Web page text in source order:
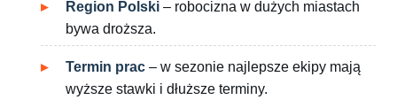
Region Polski – robocizna w dużych miastach
bywa droższa.
Termin prac – w sezonie najlepsze ekipy mają
wyższe stawki i dłuższe terminy.